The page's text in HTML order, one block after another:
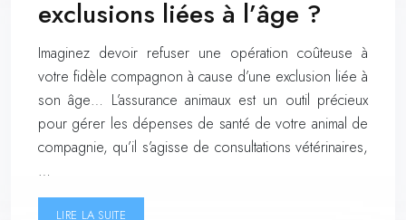
exclusions liées à l’âge ?
Imaginez devoir refuser une opération coûteuse à
votre fidèle compagnon à cause d’une exclusion liée à
son âge… L’assurance animaux est un outil précieux
pour gérer les dépenses de santé de votre animal de
compagnie, qu’il s’agisse de consultations vétérinaires,
…
LIRE LA SUITE